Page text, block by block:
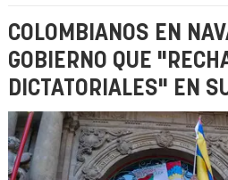
COLOMBIANOS EN
GOBIERNO QUE
DICTATORIALES" EN